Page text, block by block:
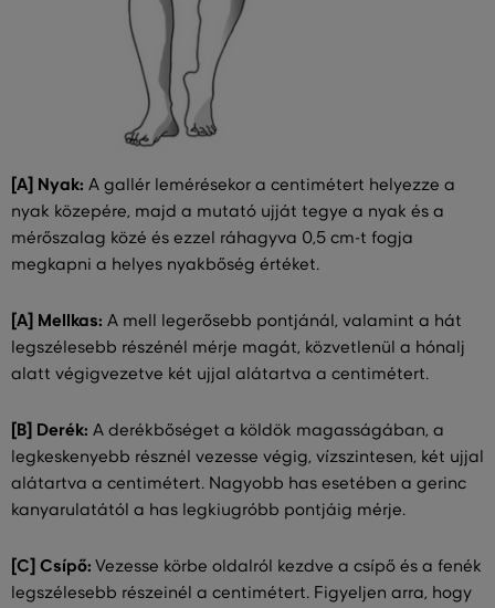
[A] Nyak: A gallér lemérésekor a centimétert helyezze a
nyak közepére, majd a mutató ujját tegye a nyak és a
mérőszalag közé és ezzel ráhagyva 0,5 cm-t fogja
megkapni a helyes nyakbőség értéket.
[A] Mellkas: A mell legerősebb pontjánál, valamint a hát
legszélesebb részénél mérje magát, közvetlenül a hónalj
alatt végigvezetve két ujjal alátartva a centimétert.
[B] Derék: A derékbőséget a köldök magasságában, a
legkeskenyebb résznél vezesse végig, vízszintesen, két ujjal
alátartva a centimétert. Nagyobb has esetében a gerinc
kanyarulatától a has legkiugróbb pontjáig mérje.
[C] Csípő: Vezesse körbe oldalról kezdve a csípő és a fenék
legszélesebb részeinél a centimétert. Figyeljen arra, hogy